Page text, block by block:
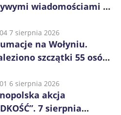
wiadomościami o
7 sierpnia 2026
na Wołyniu.
szczątki 55 osób,
6 sierpnia 2026
akcja
7 sierpnia